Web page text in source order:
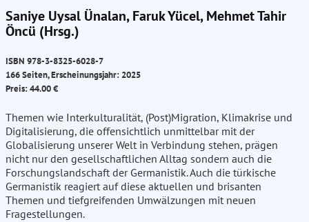
Saniye Uysal Ünalan, Faruk Yücel, Mehmet Tahir
Öncü (Hrsg.)
ISBN 978-3-8325-6028-7
166 Seiten, Erscheinungsjahr: 2025
Preis: 44.00 €
Themen wie Interkulturalität, (Post)Migration, Klimakrise und
Digitalisierung, die offensichtlich unmittelbar mit der
Globalisierung unserer Welt in Verbindung stehen, prägen
nicht nur den gesellschaftlichen Alltag sondern auch die
Forschungslandschaft der Germanistik. Auch die türkische
Germanistik reagiert auf diese aktuellen und brisanten
Themen und tiefgreifenden Umwälzungen mit neuen
Fragestellungen.